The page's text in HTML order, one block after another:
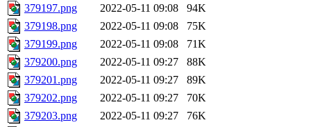
379197.png
2022-05-11 09:08
94K
379198.png
2022-05-11 09:08
75K
379199.png
2022-05-11 09:08
71K
379200.png
2022-05-11 09:27
88K
379201.png
2022-05-11 09:27
89K
379202.png
2022-05-11 09:27
70K
379203.png
2022-05-11 09:27
76K